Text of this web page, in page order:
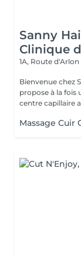
Sanny
Clinique
1A, Route d'Arlon
Bienvenue chez Sanny Hair
propose à la fois
centre capillaire
Massage Cuir